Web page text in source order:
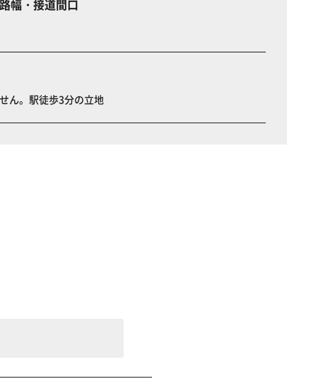
幅・接道間口
ん。駅徒歩3分の立地